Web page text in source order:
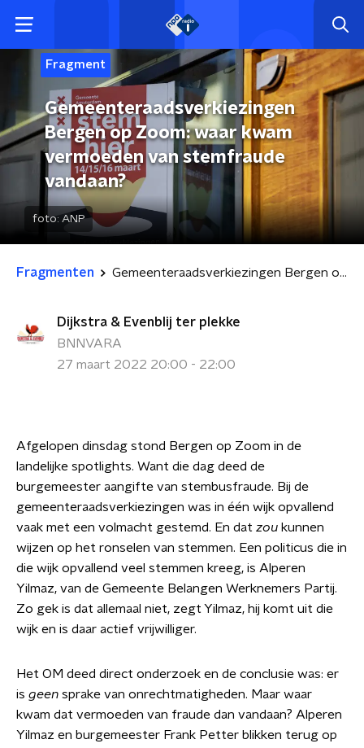
Fragment
Gemeenteraadsverkiezingen
Bergen op Zoom: waar kwam
vermoeden van stemfraude
vandaan?
foto: ANP
Fragmenten Gemeenteraadsverkiezingen Bergen op Zoom: waar kwam vermoeden van stemfraude vandaan?
Dijkstra & Evenblij ter plekke
BNNVARA
27 maart 2022 20:00 - 22:00
Afgelopen dinsdag stond Bergen op Zoom in de
landelijke spotlights. Want die dag deed de
burgemeester aangifte van stembusfraude. Bij de
gemeenteraadsverkiezingen was in één wijk opvallend
vaak met een volmacht gestemd. En dat zou kunnen
wijzen op het ronselen van stemmen. Een politicus die in
die wijk opvallend veel stemmen kreeg, is Alperen
Yilmaz, van de Gemeente Belangen Werknemers Partij.
Zo gek is dat allemaal niet, zegt Yilmaz, hij komt uit die
wijk en is daar actief vrijwilliger.
Het OM deed direct onderzoek en de conclusie was: er
is geen sprake van onrechtmatigheden. Maar waar
kwam dat vermoeden van fraude dan vandaan? Alperen
Yilmaz en burgemeester Frank Petter blikken terug op